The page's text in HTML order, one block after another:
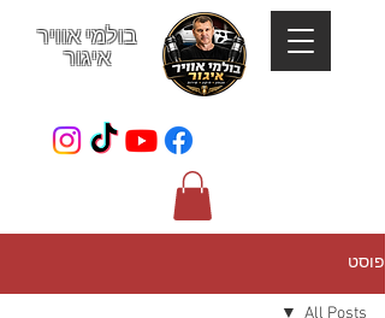
בולמי אוויר
איגור
פוסט
All Posts